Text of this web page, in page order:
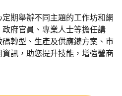
期舉辦不同主題的工作坊和網
府官員、專業人士等擔任講
轉型、生產及供應鏈方案、市
訊，助您提升技能，增強營商